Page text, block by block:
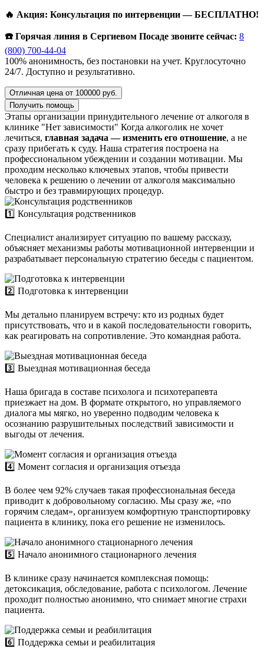
🔥 Акция: Консультация по интервенции — БЕСПЛАТНО!
☎️ Горячая линия в Сергиевом Посаде звоните сейчас: 8
(800) 700-44-04
100% анонимность, без постановки на учет. Круглосуточно
24/7. Доступно и результативно.
Отличная цена от 100000 руб.
Получить помощь
Этапы организации принудительного лечение от алкоголя в
клинике "Нет зависимости" Когда алкоголик не хочет
лечиться, главная задача — изменить его отношение, а не
сразу прибегать к суду. Наша стратегия построена на
профессиональном убеждении и создании мотивации. Мы
проходим несколько ключевых этапов, чтобы привести
человека к решению о лечении от алкоголя максимально
быстро и без травмирующих процедур.
1️⃣ Консультация родственников
Специалист анализирует ситуацию по вашему рассказу,
объясняет механизмы работы мотивационной интервенции и
разрабатывает персональную стратегию беседы с пациентом.
2️⃣ Подготовка к интервенции
Мы детально планируем встречу: кто из родных будет
присутствовать, что и в какой последовательности говорить,
как реагировать на сопротивление. Это командная работа.
3️⃣ Выездная мотивационная беседа
Наша бригада в составе психолога и психотерапевта
приезжает на дом. В формате открытого, но управляемого
диалога мы мягко, но уверенно подводим человека к
осознанию разрушительных последствий зависимости и
выгоды от лечения.
4️⃣ Момент согласия и организация отъезда
В более чем 92% случаев такая профессиональная беседа
приводит к добровольному согласию. Мы сразу же, «по
горячим следам», организуем комфортную транспортировку
пациента в клинику, пока его решение не изменилось.
5️⃣ Начало анонимного стационарного лечения
В клинике сразу начинается комплексная помощь:
детоксикация, обследование, работа с психологом. Лечение
проходит полностью анонимно, что снимает многие страхи
пациента.
6️⃣ Поддержка семьи и реабилитация